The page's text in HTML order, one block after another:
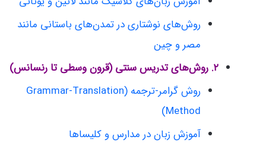
روش‌های نوشتاری در تمدن‌های باستانی مانند
مصر و چین
۲. روش‌های تدریس سنتی (قرون وسطی تا رنسانس)
روش گرامر-ترجمه (Grammar-Translation
Method)
آموزش زبان در مدارس و کلیساها